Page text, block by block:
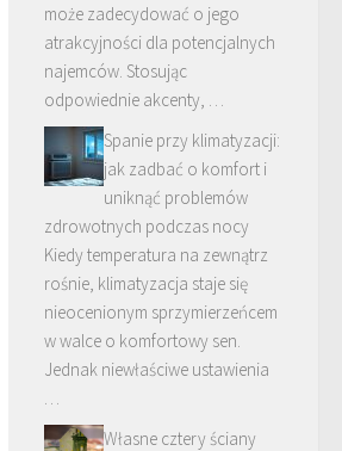
może zadecydować o jego
atrakcyjności dla potencjalnych
najemców. Stosując
odpowiednie akcenty, …
Spanie przy klimatyzacji:
jak zadbać o komfort i
uniknąć problemów
zdrowotnych podczas nocy
Kiedy temperatura na zewnątrz
rośnie, klimatyzacja staje się
nieocenionym sprzymierzeńcem
w walce o komfortowy sen.
Jednak niewłaściwe ustawienia
…
Własne cztery ściany